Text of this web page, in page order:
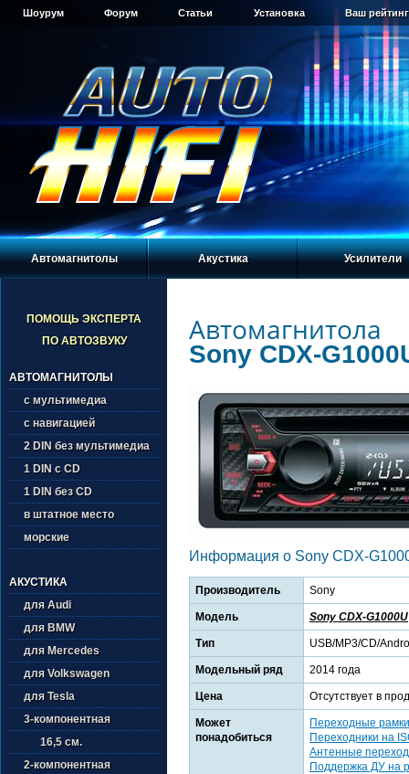
Шоурум Форум Статьи Установка Ваш
Автомагнитолы Акустика Усилители
ПОМОЩЬ ЭКСПЕРТА
ПО АВТОЗВУКУ
АВТОМАГНИТОЛЫ
с мультимедиа
с навигацией
2 DIN без мультимедиа
1 DIN с CD
1 DIN без CD
в штатное место
морские
АКУСТИКА
для Audi
для BMW
для Mercedes
для Volkswagen
для Tesla
3-компонентная
16,5 см.
2-компонентная
Автомагнитола
Sony CDX-
Информация о Sony CDX-
Производитель Sony
Модель Sony CDX-G1000U
Тип USB/MP3/CD/
Модельный ряд 2014 года
Цена Отсутствует в
Может
понадобиться
Переходные рамки
Переходники на
Антенные
Поддержка ДУ на